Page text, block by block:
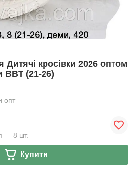
Дитячі кросівки 2026 оптом
BBT (21-26)
опт
— 8 шт.
Купити